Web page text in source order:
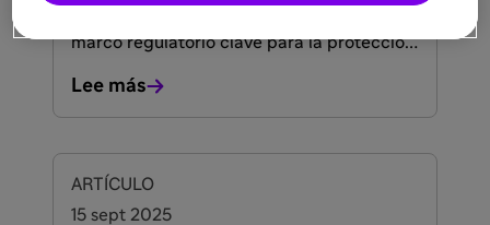
marco regulatorio clave para la protección
Lee más
ARTÍCULO
15 sept 2025